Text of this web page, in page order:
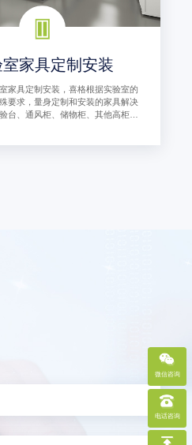
室家具定制安装
家具定制安装，喜格根据实验室的
要求，量身定制和安装的家具解决
台、通风柜、储物柜、其他高柜系
微信咨询
电话咨询